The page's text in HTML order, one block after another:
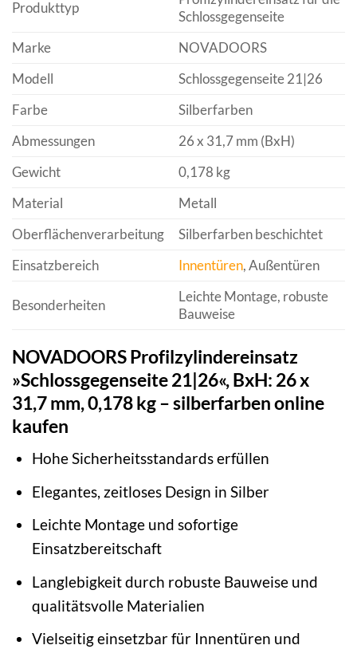
Produkttyp
Schlossgegenseite
Marke
NOVADOORS
Modell
Schlossgegenseite 21|26
Farbe
Silberfarben
Abmessungen
26 x 31,7 mm (BxH)
Gewicht
0,178 kg
Material
Metall
Oberflächenverarbeitung
Silberfarben beschichtet
Einsatzbereich
Innentüren, Außentüren
Besonderheiten
Leichte Montage, robuste
Bauweise
NOVADOORS Profilzylindereinsatz
»Schlossgegenseite 21|26«, BxH: 26 x
31,7 mm, 0,178 kg – silberfarben online
kaufen
Hohe Sicherheitsstandards erfüllen
Elegantes, zeitloses Design in Silber
Leichte Montage und sofortige
Einsatzbereitschaft
Langlebigkeit durch robuste Bauweise und
qualitätsvolle Materialien
Vielseitig einsetzbar für Innentüren und